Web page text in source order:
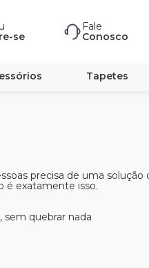
se
Fale
Conosco
Tapetes
precisa de uma solução
é exatamente isso.
quebrar nada